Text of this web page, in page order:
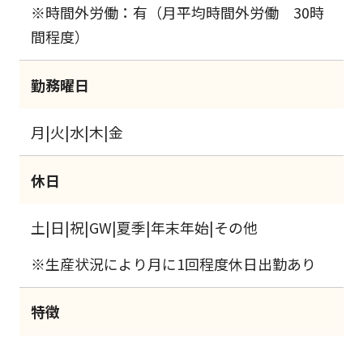
※時間外労働：有（月平均時間外労働 30時
間程度）
勤務曜日
月|火|水|木|金
休日
土|日|祝|GW|夏季|年末年始|その他
※生産状況により月に1回程度休日出勤あり
特徴